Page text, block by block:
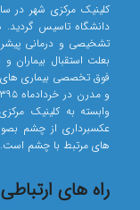
دانشگاه تاسیس
تشخیصی و درمانی
بعلت استقبال بیماران
فوق تخصصی بیماری
وابسته به کلینیک
عکسبرداری از چشم
های مرتبط با چشم است.
راه های ارتباطی